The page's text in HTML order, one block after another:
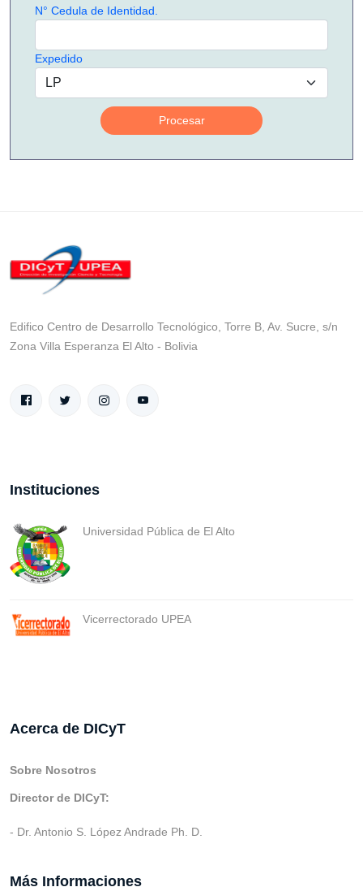
N° Cedula de Identidad.
Expedido
Procesar
Edifico Centro de Desarrollo Tecnológico, Torre B, Av. Sucre, s/n
Zona Villa Esperanza El Alto - Bolivia
Instituciones
Universidad Pública de El Alto
Vicerrectorado UPEA
Acerca de DICyT
Sobre Nosotros
Director de DICyT:
- Dr. Antonio S. López Andrade Ph. D.
Más Informaciones